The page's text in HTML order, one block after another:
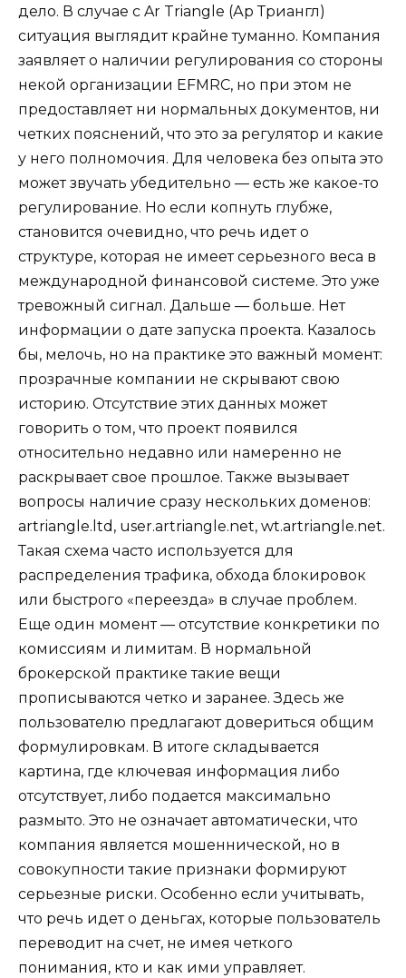
дело. В случае с Ar Triangle (Ар Триангл)
ситуация выглядит крайне туманно. Компания
заявляет о наличии регулирования со стороны
некой организации EFMRC, но при этом не
предоставляет ни нормальных документов, ни
четких пояснений, что это за регулятор и какие
у него полномочия. Для человека без опыта это
может звучать убедительно — есть же какое-то
регулирование. Но если копнуть глубже,
становится очевидно, что речь идет о
структуре, которая не имеет серьезного веса в
международной финансовой системе. Это уже
тревожный сигнал. Дальше — больше. Нет
информации о дате запуска проекта. Казалось
бы, мелочь, но на практике это важный момент:
прозрачные компании не скрывают свою
историю. Отсутствие этих данных может
говорить о том, что проект появился
относительно недавно или намеренно не
раскрывает свое прошлое. Также вызывает
вопросы наличие сразу нескольких доменов:
artriangle.ltd, user.artriangle.net, wt.artriangle.net.
Такая схема часто используется для
распределения трафика, обхода блокировок
или быстрого «переезда» в случае проблем.
Еще один момент — отсутствие конкретики по
комиссиям и лимитам. В нормальной
брокерской практике такие вещи
прописываются четко и заранее. Здесь же
пользователю предлагают довериться общим
формулировкам. В итоге складывается
картина, где ключевая информация либо
отсутствует, либо подается максимально
размыто. Это не означает автоматически, что
компания является мошеннической, но в
совокупности такие признаки формируют
серьезные риски. Особенно если учитывать,
что речь идет о деньгах, которые пользователь
переводит на счет, не имея четкого
понимания, кто и как ими управляет.